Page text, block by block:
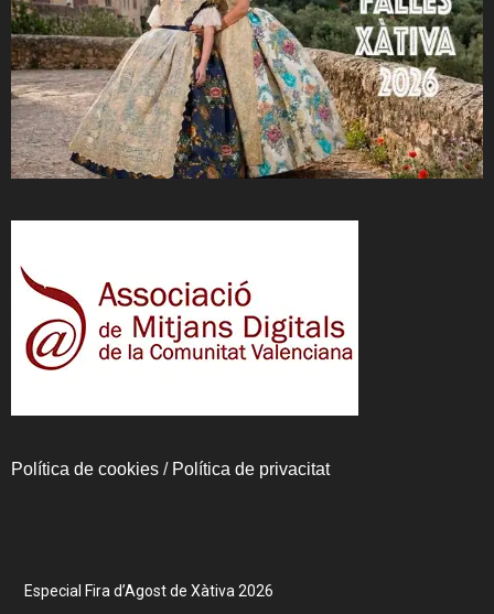
Política de cookies / Política de privacitat
Especial Fira d’Agost de Xàtiva 2026